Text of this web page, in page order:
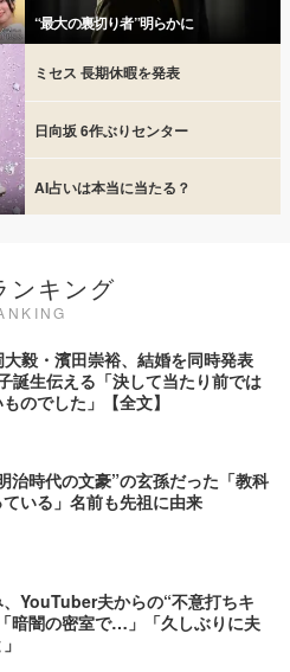
“最大の裏切り者”明らかに
ミセス 長期休暇を発表
日向坂 6作ぶりセンター
AI占いは本当に当たる？
ンキング
大毅・濱田崇裕、結婚を同時発表
誕生伝える「決して当たり前では
のでした」【全文】
治時代の文豪”の玄孫だった「教科
いる」名前も先祖に由来
YouTuber夫からの“不意打ちキ
暗闇の密室で…」「久しぶりに夫